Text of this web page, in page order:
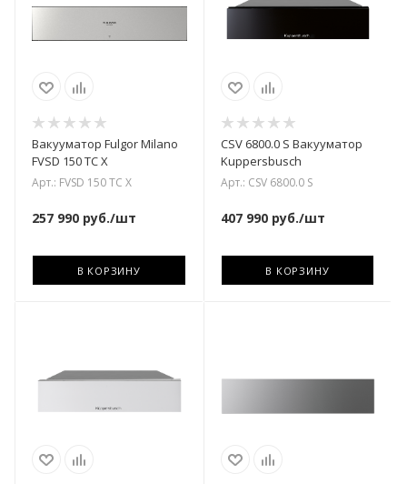
Вакууматор Fulgor Milano
FVSD 150 TC X
Арт.: FVSD 150 TC X
257 990 руб./шт
В КОРЗИНУ
CSV 6800.0 S Вакууматор
Kuppersbusch
Арт.: CSV 6800.0 S
407 990руб./шт
В КОРЗИНУ